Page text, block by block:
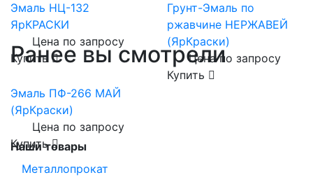
Эмаль НЦ-132
ЯрКРАСКИ
Цена по запросу
Купить
Грунт-Эмаль по
ржавчине НЕРЖАВЕЙ
(ЯрКраски)
Цена по запросу
Купить
Ранее вы смотрели
Эмаль ПФ-266 МАЙ
(ЯрКраски)
Цена по запросу
Купить
Наши товары
Металлопрокат